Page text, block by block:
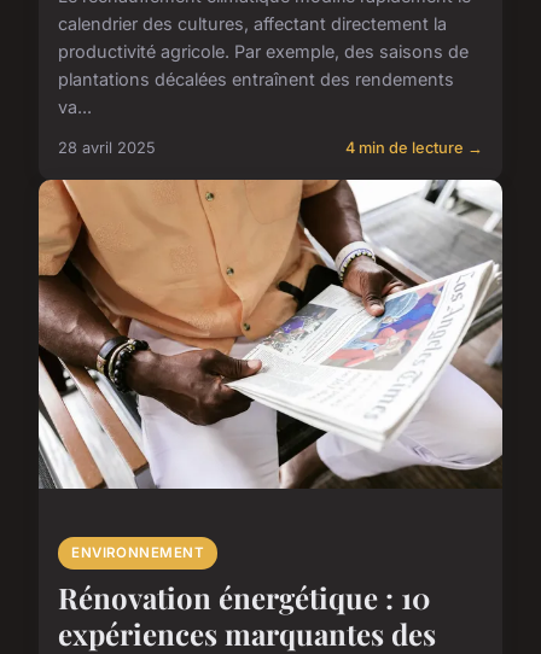
calendrier des cultures, affectant directement la
productivité agricole. Par exemple, des saisons de
plantations décalées entraînent des rendements
va...
28 avril 2025 4 min de lecture →
ENVIRONNEMENT
Rénovation énergétique : 10
expériences marquantes des